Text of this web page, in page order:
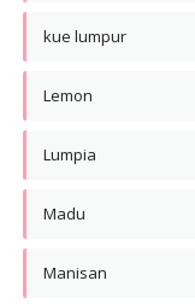
kue lumpur
Lemon
Lumpia
Madu
Manisan